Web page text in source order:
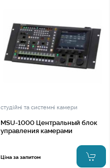
студійні та системні камери
MSU-1000 Центральный блок
управления камерами
Ціна за запитом